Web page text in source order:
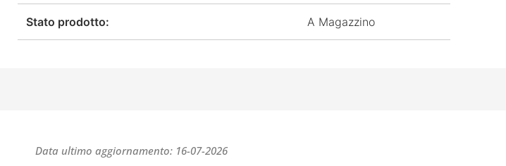
Stato prodotto: A Magazzino
Data ultimo aggiornamento: 16-07-2026